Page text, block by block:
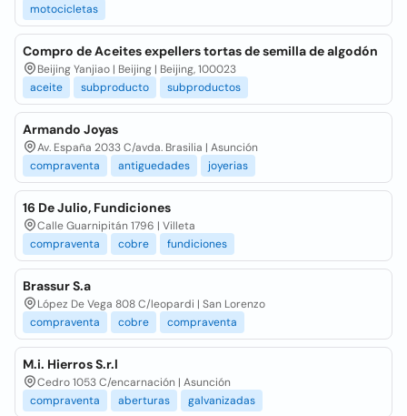
motocicletas
Compro de Aceites expellers tortas de semilla de algodón
Beijing Yanjiao | Beijing | Beijing, 100023
aceite
subproducto subproductos
Armando Joyas
Av. España 2033 C/avda. Brasilia | Asunción
compraventa
antiguedades joyerias
16 De Julio, Fundiciones
Calle Guarnipitán 1796 | Villeta
compraventa
cobre fundiciones
Brassur S.a
López De Vega 808 C/leopardi | San Lorenzo
compraventa
cobre compraventa
M.i. Hierros S.r.l
Cedro 1053 C/encarnación | Asunción
compraventa
aberturas galvanizadas